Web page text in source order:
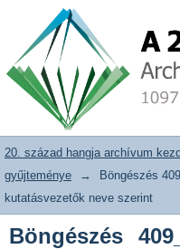
Böngészés
gyűjteménye
szerint
20. század hangja
20. század hangja archívum
gyűjteménye
→
Böngészés
kutatásvezetők neve szerint
Böngészés